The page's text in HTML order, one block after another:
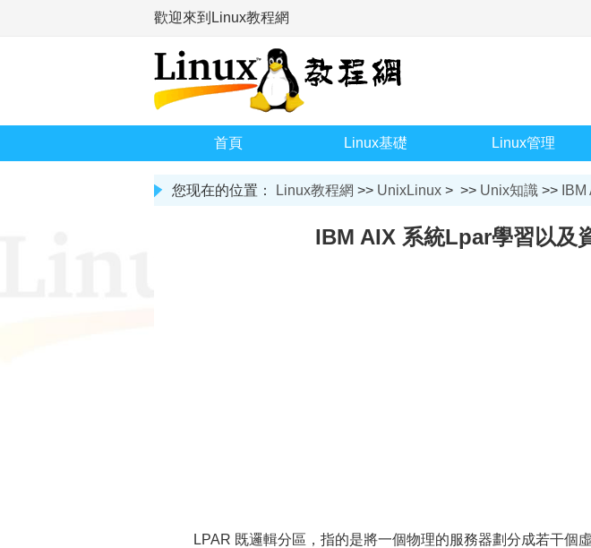
歡迎來到Linux教程網
首頁 Linux基礎 Linux管理
您现在的位置： Linux教程網 >> UnixLinux > >> Unix知識 >>
IBM AIX 系統Lpar學習以及
LPAR 既邏輯分區，指的是將一個物理的服務器劃分成若干個